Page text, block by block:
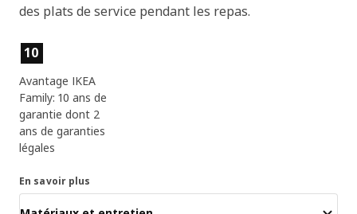
des plats de service pendant les repas.
Caractéristiques du produit
10
Avantage IKEA
Family: 10 ans de
garantie dont 2
ans de garanties
légales
En savoir plus